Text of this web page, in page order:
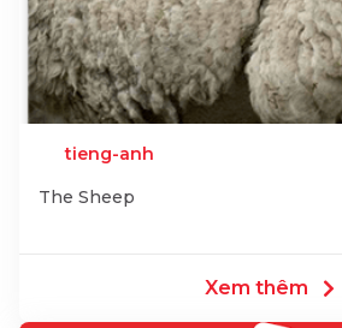
tieng-anh
The Sheep
Xem thêm